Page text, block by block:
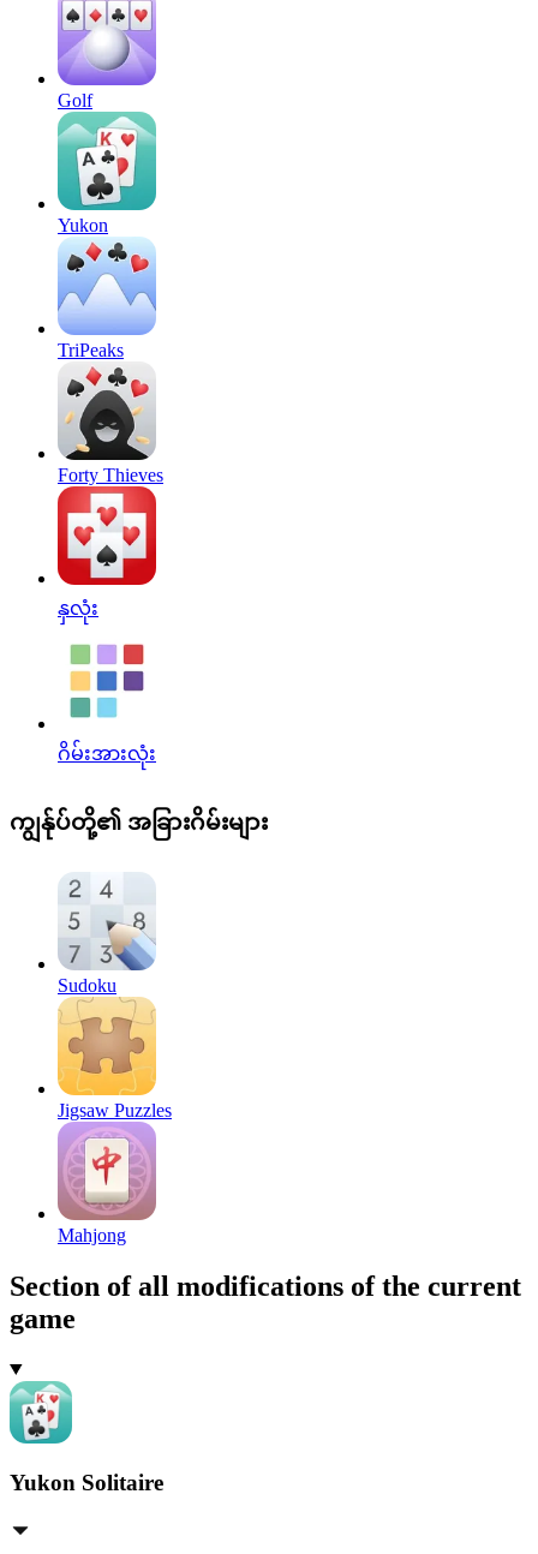
Golf
Yukon
TriPeaks
Forty Thieves
နှလုံး
ဂိမ်းအားလုံး
ကျွန်ုပ်တို့၏ အခြားဂိမ်းများ
Sudoku
Jigsaw Puzzles
Mahjong
Section of all modifications of the current
game
Yukon Solitaire